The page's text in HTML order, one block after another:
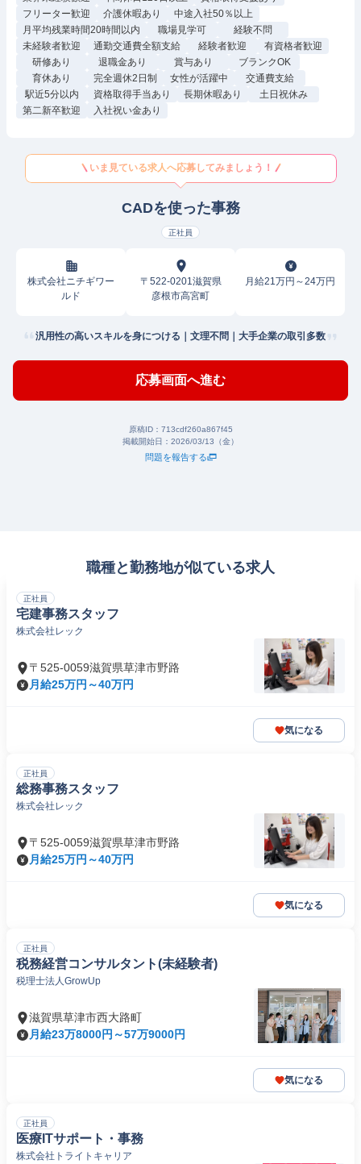
フリーター歓迎
介護休暇あり
中途入社50％以上
月平均残業時間20時間以内
職場見学可
経験不問
未経験者歓迎
通勤交通費全額支給 経験者歓迎
有資格者歓迎
研修あり
退職金あり 賞与あり
ブランクOK
育休あり
完全週休2日制 女性が活躍中
交通費支給
駅近5分以内
資格取得手当あり 長期休暇あり
土日祝休み
第二新卒歓迎
入社祝い金あり
いま見ている求人へ応募してみましょう！
CADを使った事務
正社員
株式会社ニチギワー
ルド
〒522-0201滋賀県
彦根市高宮町
月給21万円～24万円
汎用性の高いスキルを身につける｜文理不問｜大手企業の取引多数
応募画面へ進む
原稿ID： 713cdf260a867f45
掲載開始日： 2026/03/13（金）
問題を報告する
職種と勤務地が似ている求人
正社員
宅建事務スタッフ
株式会社レック
〒525-0059滋賀県草津市野路
月給25万円～40万円
気になる
正社員
総務事務スタッフ
株式会社レック
〒525-0059滋賀県草津市野路
月給25万円～40万円
気になる
正社員
税務経営コンサルタント(未経験者)
税理士法人GrowUp
滋賀県草津市西大路町
月給23万8000円～57万9000円
気になる
正社員
医療ITサポート・事務
株式会社トライトキャリア